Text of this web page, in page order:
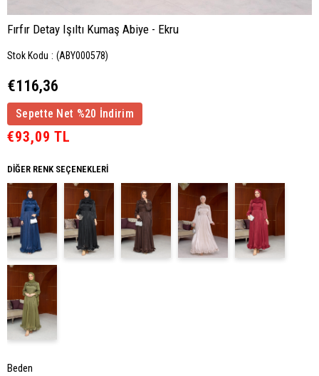
Fırfır Detay Işıltı Kumaş Abiye - Ekru
Stok Kodu (ABY000578)
€116,36
Sepette Net %20 İndirim
€93,09 TL
DIĞER RENK SEÇENEKLERI
Beden